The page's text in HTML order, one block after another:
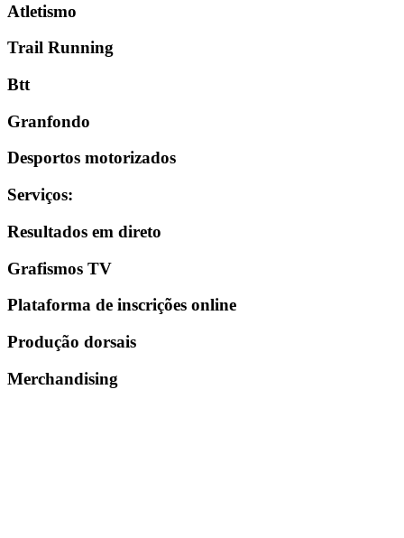
Atletismo
Trail Running
Btt
Granfondo
Desportos motorizados
Serviços:
Resultados em direto
Grafismos TV
Plataforma de inscrições online
Produção dorsais
Merchandising